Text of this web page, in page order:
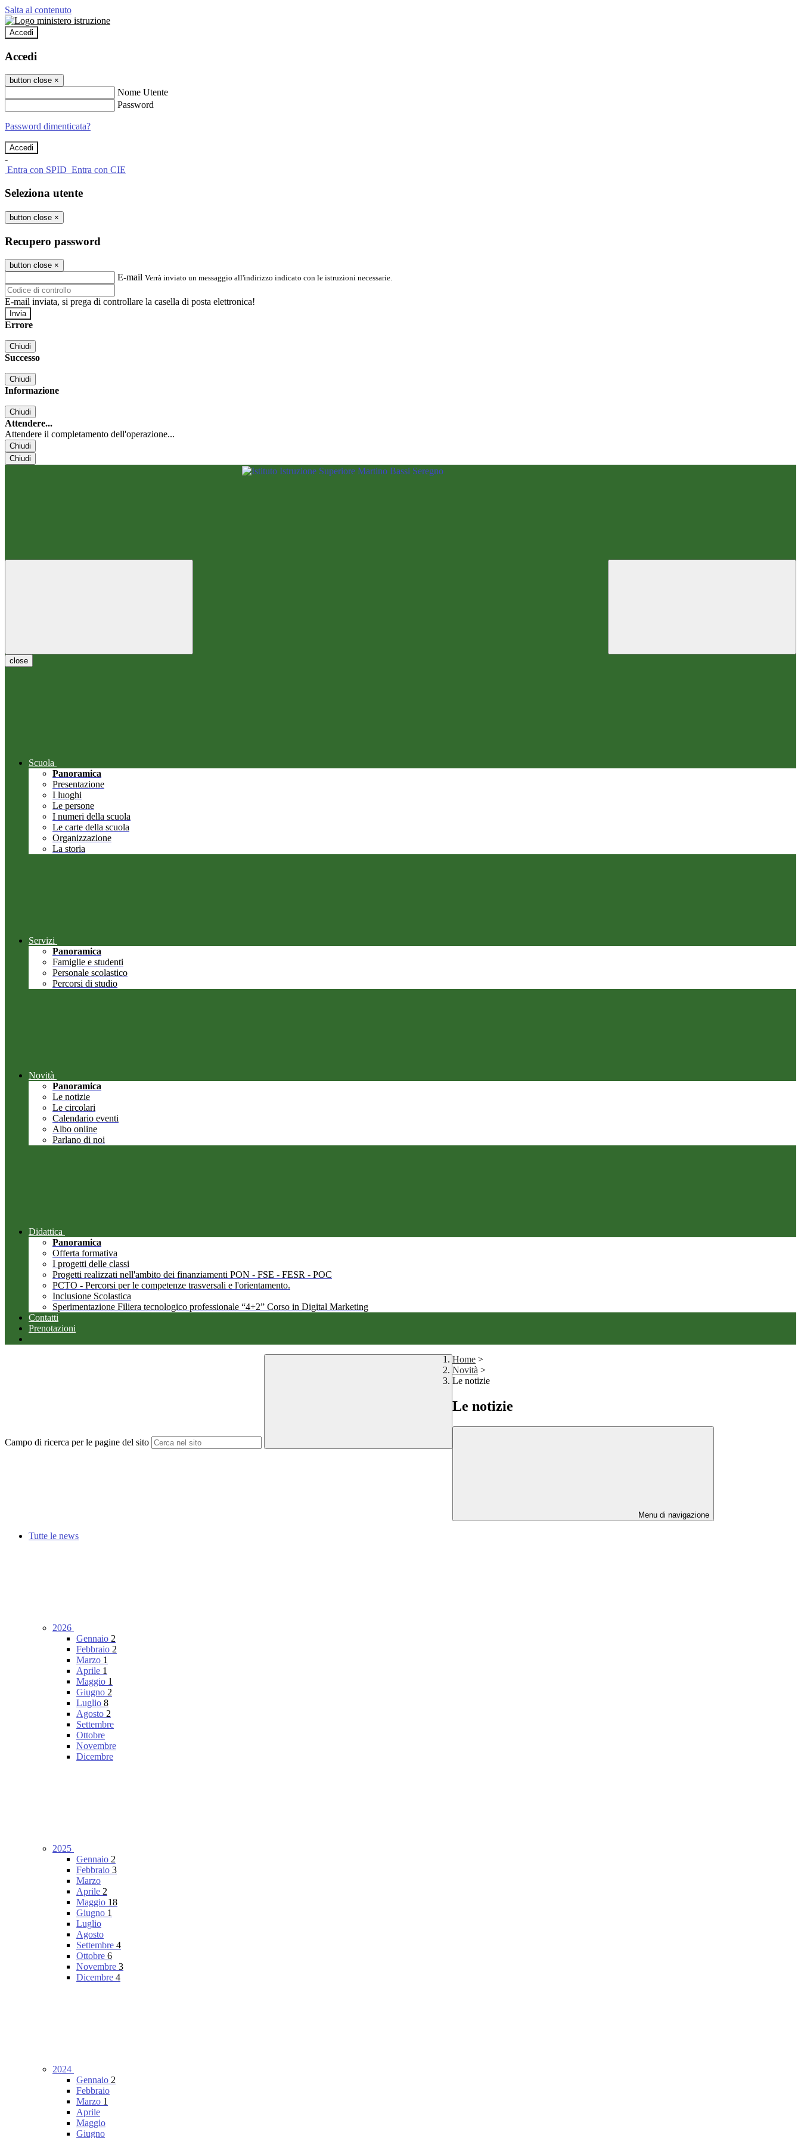
Salta al contenuto
Accedi
Accedi
button close ×
Nome Utente
Password
Password dimenticata?
-
Entra con SPID Entra con CIE
Seleziona utente
button close ×
Recupero password
button close ×
E-mail Verrà inviato un messaggio all'indirizzo indicato con le istruzioni necessarie.
E-mail inviata, si prega di controllare la casella di posta elettronica!
Errore
Chiudi
Successo
Chiudi
Informazione
Chiudi
Attendere...
Attendere il completamento dell'operazione...
Chiudi
Chiudi
close
Scuola
Panoramica
Presentazione
I luoghi
Le persone
I numeri della scuola
Le carte della scuola
Organizzazione
La storia
Servizi
Panoramica
Famiglie e studenti
Personale scolastico
Percorsi di studio
Novità
Panoramica
Le notizie
Le circolari
Calendario eventi
Albo online
Parlano di noi
Didattica
Panoramica
Offerta formativa
I progetti delle classi
Progetti realizzati nell'ambito dei finanziamenti PON - FSE - FESR - POC
PCTO - Percorsi per le competenze trasversali e l'orientamento.
Inclusione Scolastica
Sperimentazione Filiera tecnologico professionale “4+2” Corso in Digital Marketing
Contatti
Prenotazioni
Campo di ricerca per le pagine del sito
Home >
Novità >
Le notizie
Le notizie
Menu di navigazione
Tutte le news
2026
Gennaio 2
Febbraio 2
Marzo 1
Aprile 1
Maggio 1
Giugno 2
Luglio 8
Agosto 2
Settembre
Ottobre
Novembre
Dicembre
2025
Gennaio 2
Febbraio 3
Marzo
Aprile 2
Maggio 18
Giugno 1
Luglio
Agosto
Settembre 4
Ottobre 6
Novembre 3
Dicembre 4
2024
Gennaio 2
Febbraio
Marzo 1
Aprile
Maggio
Giugno